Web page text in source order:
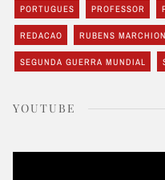
PORTUGUES PROFESSOR
REDACAO RUBENS
SEGUNDA GUERRA MUNDIAL
YOUTUBE